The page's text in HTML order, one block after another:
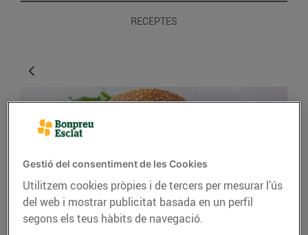
RECEPTES
RECEPTES
Gestió del consentiment de les Cookies
Utilitzem cookies pròpies i de tercers per mesurar l’ús
del web i mostrar publicitat basada en un perfil
segons els teus hàbits de navegació.